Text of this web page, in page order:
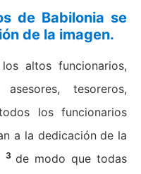
de Babilonia se
de la imagen.
altos funcionarios,
asesores, tesoreros,
los funcionarios
a la dedicación de la
3 de modo que todas